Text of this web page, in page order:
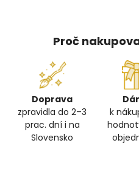
Proč
Doprava
zpravidla do 2–3
prac. dní i na
Slovensko
k